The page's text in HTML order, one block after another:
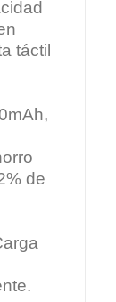
táctil
de